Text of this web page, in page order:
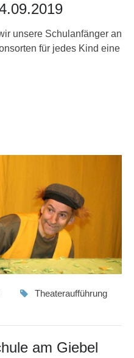
unsere Schulanfänger an
für jedes Kind eine
Theateraufführung
am Giebel